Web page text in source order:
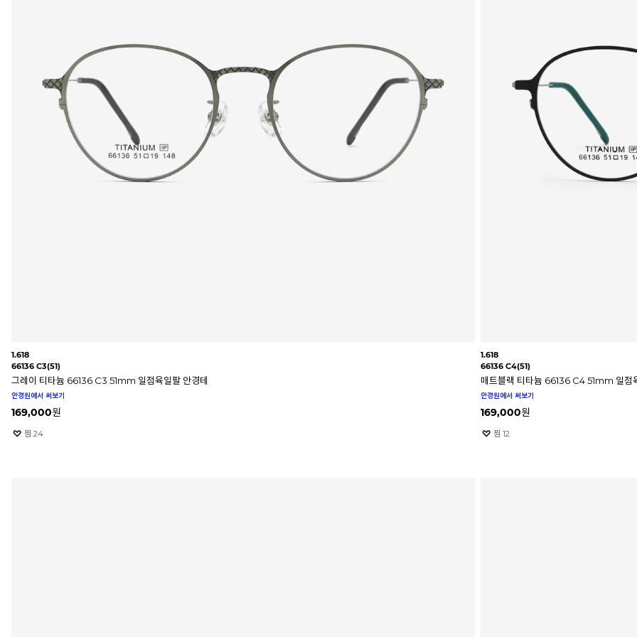
1.618
66136 C3(51)
그레이 티타늄 66136 C3 51mm 일점육일팔 안경테
안경원에서 써보기
169,000원
찜 24
1.618
66136 C4(51)
매트블랙 티타늄 66136 C4 51mm 일점
안경원에서 써보기
169,000원
찜 12